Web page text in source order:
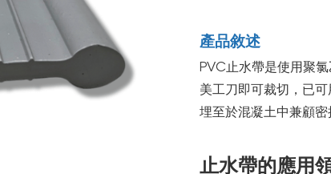
產品敘述
PVC止水帶是使用聚
美工刀即可裁切，已
埋至於混凝土中兼顧密
止水帶的應用